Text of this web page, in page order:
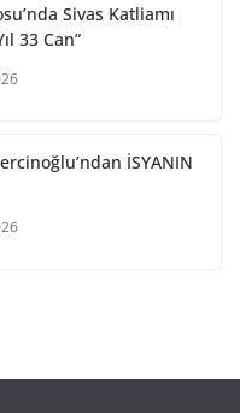
Sivas Katliamı
33 Can”
İSYANIN